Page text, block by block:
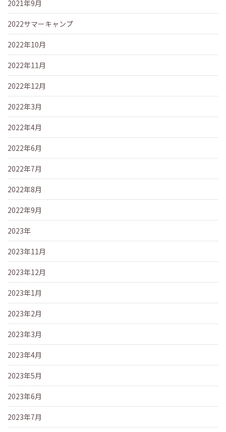
2021年9月
2022サマーキャンプ
2022年10月
2022年11月
2022年12月
2022年3月
2022年4月
2022年6月
2022年7月
2022年8月
2022年9月
2023年
2023年11月
2023年12月
2023年1月
2023年2月
2023年3月
2023年4月
2023年5月
2023年6月
2023年7月